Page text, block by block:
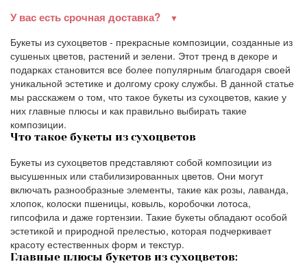
У вас есть срочная доставка?
Букеты из сухоцветов - прекрасные композиции, созданные из
сушеных цветов, растений и зелени. Этот тренд в декоре и
подарках становится все более популярным благодаря своей
уникальной эстетике и долгому сроку службы. В данной статье
мы расскажем о том, что такое букеты из сухоцветов, какие у
них главные плюсы и как правильно выбирать такие
композиции.
Что такое букеты из сухоцветов
Букеты из сухоцветов представляют собой композиции из
высушенных или стабилизированных цветов. Они могут
включать разнообразные элементы, такие как розы, лаванда,
хлопок, колоски пшеницы, ковыль, коробочки лотоса,
гипсофила и даже гортензии. Такие букеты обладают особой
эстетикой и природной прелестью, которая подчеркивает
красоту естественных форм и текстур.
Главные плюсы букетов из сухоцветов: